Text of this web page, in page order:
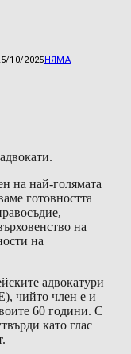
10/2025НЯМА
на най-голямата
готовността
на
на
адвокатури
чийто член е и
60 години. С
като глас